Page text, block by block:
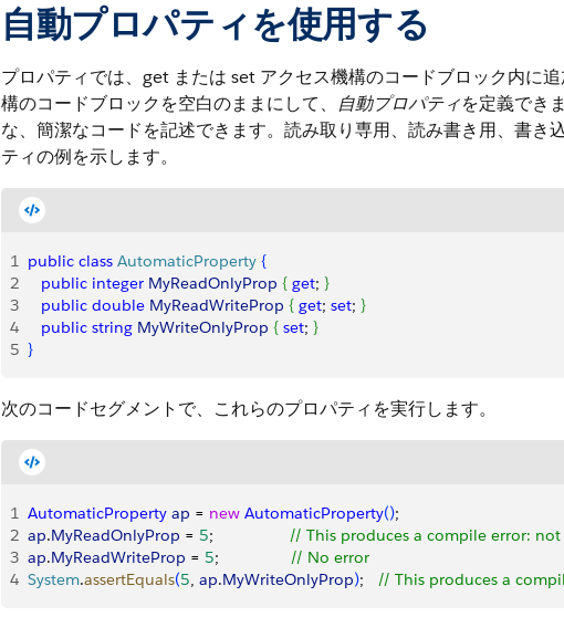
自動プロパティを使用する
プロパティでは、get または set アクセス機構のコードブロック内に
構のコードブロックを空白のままにして、 自動プロパティを定義でき
な、簡潔なコードを記述できます。読み取り専用、読み書き用、書
ティの例を示します。
1 public class AutomaticProperty {
2
   public
integer MyReadOnlyProp { get; }
3
   public
double MyReadWriteProp { get; set; }
4
   public
string MyWriteOnlyProp { set; }
5 }
次のコードセグメントで、これらのプロパティを実行します。
1 AutomaticProperty ap = new AutomaticProperty();
2 ap.MyReadOnlyProp = 5;
// This produces a compile error:
3 ap.MyReadWriteProp = 5;
// No error
4 System.assertEquals(5, ap.MyWriteOnlyProp); // This produces a